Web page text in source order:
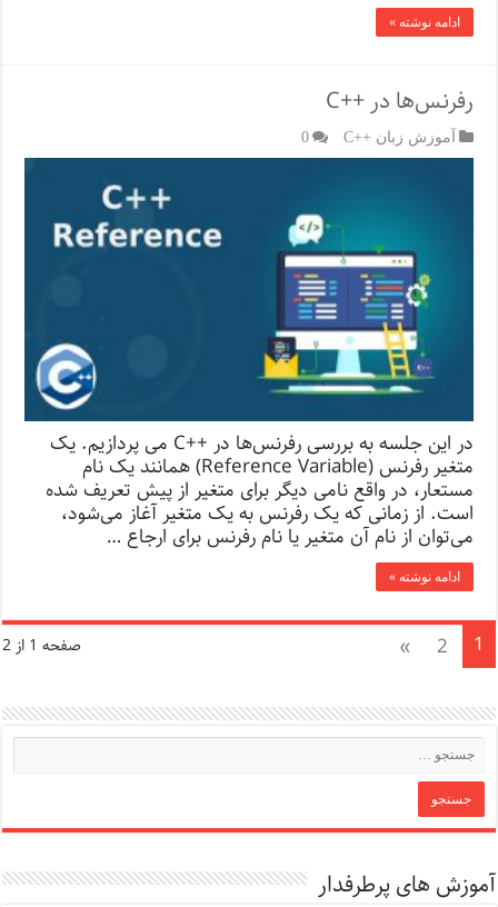
ادامه نوشته »
رفرنس‌ها در ++C
آموزش زبان ++C 0
در این جلسه به بررسی رفرنس‌ها در ++C می پردازیم. یک
متغیر رفرنس (Reference Variable) همانند یک نام
مستعار، در واقع نامی‌ دیگر برای متغیر از پیش تعریف شده
است. از زمانی که یک رفرنس به یک متغیر آغاز می‌شود،
می‌توان از نام آن متغیر یا نام رفرنس برای ارجاع …
ادامه نوشته »
صفحه 1 از 2 1
2
»
آموزش های پرطرفدار